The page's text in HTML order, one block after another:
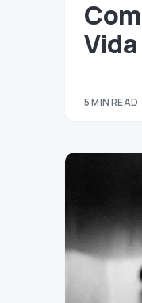
Vida
5 MIN READ